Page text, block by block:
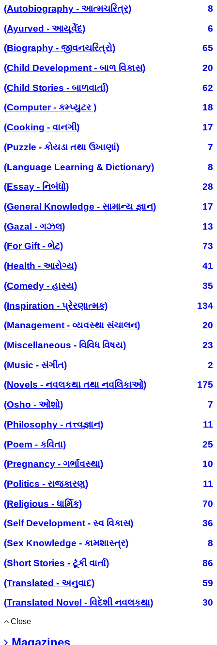
(Autobiography - આત્મચરિત્ર)
8
(Ayurved - આયૂર્વેદ)
6
(Biography - જીવનચરિત્રો)
65
(Child Development - બાળ વિકાસ)
20
(Child Stories - બાળવાર્તા)
62
(Computer - કમ્પ્યુટર )
18
(Cooking - વાનગી)
17
(Puzzle - કોયડા તથા ઉખાણાં)
7
(Language Learning & Dictionary)
8
(Essay - નિબંધો)
28
(General Knowledge - સામાન્ય જ્ઞાન)
17
(Gazal - ગઝલ)
13
(For Gift - ભેટ)
73
(Health - આરોગ્ય)
41
(Comedy - હાસ્ય)
35
(Inspiration - પ્રેરણાત્મક)
134
(Management - વ્યવસ્થા સંચાલન)
20
(Miscellaneous - વિવિધ વિષય)
23
(Music - સંગીત)
2
(Novels - નવલકથા તથા નવલિકાઓ)
175
(Osho - ઓશો)
7
(Philosophy - તત્ત્વજ્ઞાન)
11
(Poem - કવિતા)
25
(Pregnancy - ગર્ભાવસ્થા)
10
(Politics - રાજકારણ)
11
(Religious - ધાર્મિક)
70
(Self Development - સ્વ વિકાસ)
36
(Sex Knowledge - કામશાસ્ત્ર)
8
(Short Stories - ટૂંકી વાર્તા)
86
(Translated - અનુવાદ)
59
(Translated Novel - વિદેશી નવલકથા)
30
Close
Magazines